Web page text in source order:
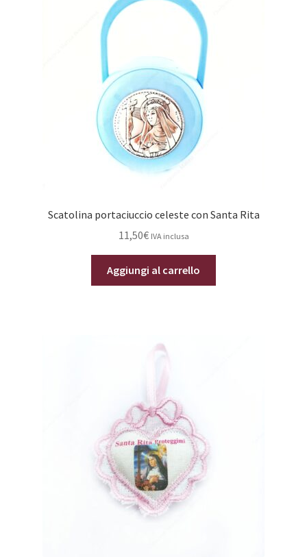
Scatolina portaciuccio celeste con Santa Rita
11,50€ IVA inclusa
Aggiungi al carrello